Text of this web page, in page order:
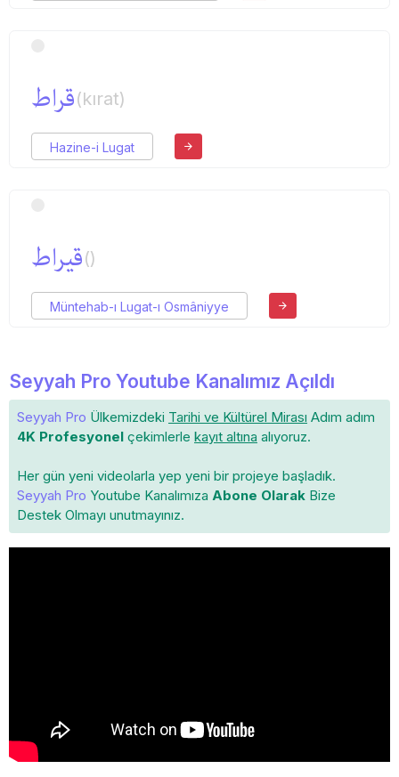
قراط(kırat)
Hazine-i Lugat
قیراط()
Müntehab-ı Lugat-ı Osmâniyye
Seyyah Pro Youtube Kanalımız Açıldı
Seyyah Pro Ülkemizdeki Tarihi ve Kültürel Mirası Adım adım
4K Profesyonel çekimlerle kayıt altına alıyoruz.
Her gün yeni videolarla yep yeni bir projeye başladık.
Seyyah Pro Youtube Kanalımıza Abone Olarak Bize
Destek Olmayı unutmayınız.